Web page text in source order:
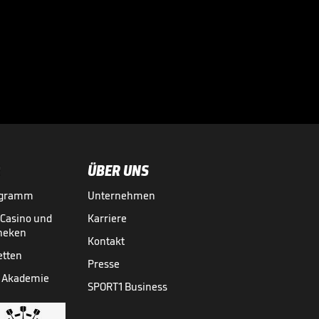
und
Akademie
ÜBER UNS
Unternehmen
Karriere
Kontakt
Presse
SPORT1 Business